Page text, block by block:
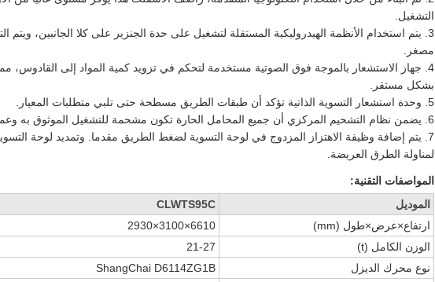
التشغيل.
3. يتم استخدام الأنظمة الهيدروليكية المستقلة لتشغيل على حدة الجنزير على كلا الجانبين، ويتم
مصغر.
4. جهاز الاستشعار بالموجة فوق الصوتية مستخدمة لتحكم في تزويد كمية المواد إلى القادوس،
بشكل مستقر.
5. وحدة استشعار التسوية الذاتية تؤكد أن طبقات الطريق مسطحة حتى تلبي متطلبات المعيار.
6. يضمن نظام التشحيم المركزي أن جميع المحامل الحارة تكون مشحمة للتشغيل الموثوق به وعمر الخدمة الطويل.
7. يتم إضافة وظيفة الاهتزاز المزدوج في لوحة التسوية لضغط الطريق مقدما. وتمديد لوحة
لمناولة الطرق العريضة.
المواصفات التقنية:
الموديل
CLWTS95C
ارتفاع×عرض×طول (mm)
6610×3100×2930
الوزن الكامل (t)
21-27
نوع محرك الديزل
ShangChai D6114ZG1B